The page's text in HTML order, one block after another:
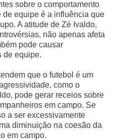
sobre o comportamento
equipe é a influência que
A atitude de Zé Ivaldo,
não apenas afeta
pode causar
de equipe.
que o futebol é um
como o
pode gerar receios sobre
em campo. Se
a ser excessivamente
diminuição na coesão da
em campo.